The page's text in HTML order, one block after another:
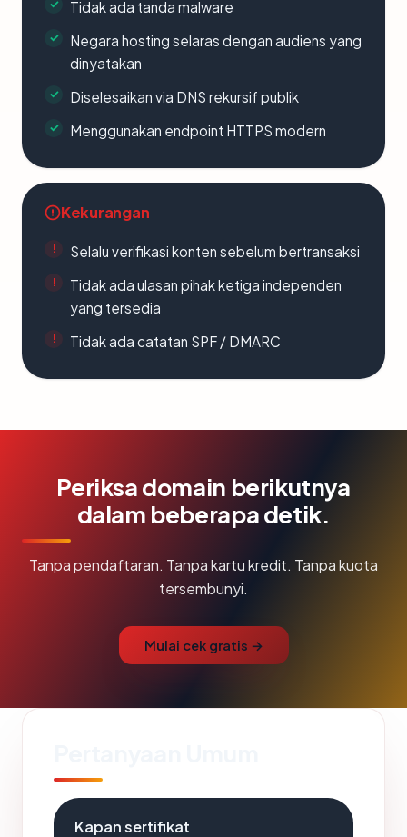
Tidak ada tanda malware
Negara hosting selaras dengan audiens yang
dinyatakan
Diselesaikan via DNS rekursif publik
Menggunakan endpoint HTTPS modern
Kekurangan
Selalu verifikasi konten sebelum bertransaksi
Tidak ada ulasan pihak ketiga independen
yang tersedia
Tidak ada catatan SPF / DMARC
Periksa domain berikutnya
dalam beberapa detik.
Tanpa pendaftaran. Tanpa kartu kredit. Tanpa kuota
tersembunyi.
Mulai cek gratis →
Kapan sertifikat